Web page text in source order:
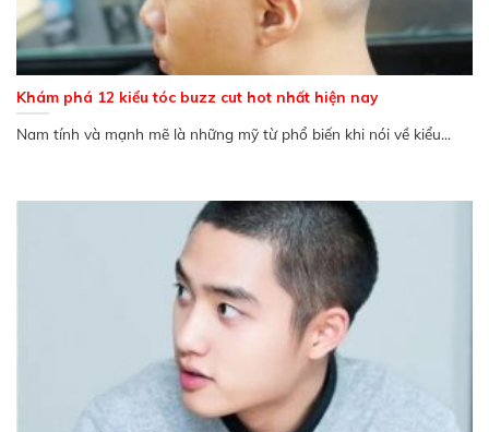
Khám phá 12 kiểu tóc buzz cut hot nhất hiện nay
Nam tính và mạnh mẽ là những mỹ từ phổ biến khi nói về kiểu...